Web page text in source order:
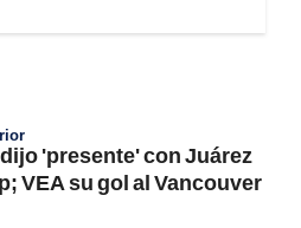
'presente' con Juárez
VEA su gol al Vancouver